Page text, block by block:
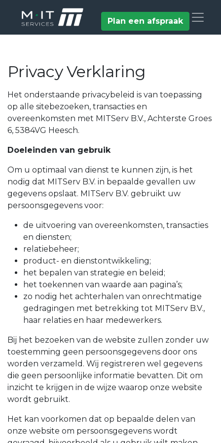
Plan een afspraak
Privacy Verklaring
Het onderstaande privacybeleid is van toepassing
op alle sitebezoeken, transacties en
overeenkomsten met MITServ B.V., Achterste Groes
6, 5384VG Heesch.
Doeleinden van gebruik
Om u optimaal van dienst te kunnen zijn, is het
nodig dat MITServ B.V. in bepaalde gevallen uw
gegevens opslaat. MITServ B.V. gebruikt uw
persoonsgegevens voor:
de uitvoering van overeenkomsten, transacties
en diensten;
relatiebeheer;
product- en dienstontwikkeling;
het bepalen van strategie en beleid;
het toekennen van waarde aan pagina’s;
zo nodig het achterhalen van onrechtmatige
gedragingen met betrekking tot MITServ B.V.,
haar relaties en haar medewerkers.
Bij het bezoeken van de website zullen zonder uw
toestemming geen persoonsgegevens door ons
worden verzameld. Wij registreren wel gegevens
die geen persoonlijke informatie bevatten. Dit om
inzicht te krijgen in de wijze waarop onze website
wordt gebruikt.
Het kan voorkomen dat op bepaalde delen van
onze website om persoonsgegevens wordt